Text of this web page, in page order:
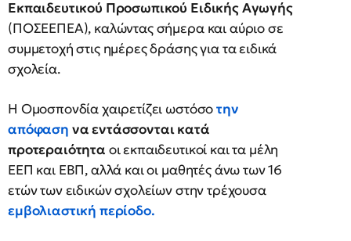
Εκπαιδευτικού Προσωπικού Ειδικής Αγωγής
(ΠΟΣΕΕΠΕΑ), καλώντας σήμερα και αύριο σε
συμμετοχή στις ημέρες δράσης για τα ειδικά
σχολεία.
Η Ομοσπονδία χαιρετίζει ωστόσοτην
απόφαση να εντάσσονται κατά
προτεραιότητα οι εκπαιδευτικοί και τα μέλη
ΕΕΠ και ΕΒΠ, αλλά και οι μαθητές άνω των 16
ετών των ειδικών σχολείων στην τρέχουσα
εμβολιαστική περίοδο.